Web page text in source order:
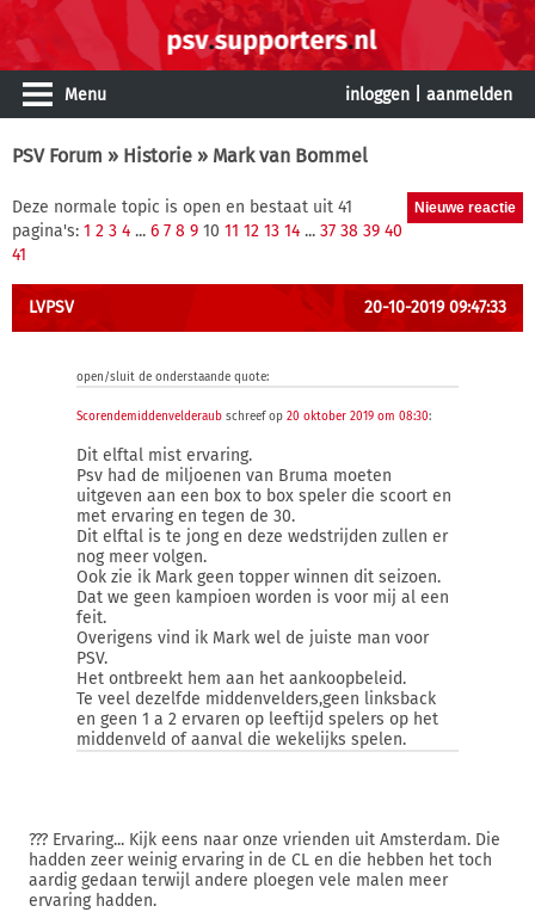
Menu inloggen aanmelden
PSV Forum » Historie » Mark van Bommel
Deze normale topic is open en bestaat uit 41
pagina's: 1 2 3 4 ... 6 7 8 9 10 11 12 13 14 ... 37 38 39 40
41
LVPSV 20-10-2019 09:47:33
open/sluit de onderstaande quote:
Scorendemiddenvelderaub schreef op 20 oktober 2019 om 08:30:
Dit elftal mist ervaring.
Psv had de miljoenen van Bruma moeten
uitgeven aan een box to box speler die scoort en
met ervaring en tegen de 30.
Dit elftal is te jong en deze wedstrijden zullen er
nog meer volgen.
Ook zie ik Mark geen topper winnen dit seizoen.
Dat we geen kampioen worden is voor mij al een
feit.
Overigens vind ik Mark wel de juiste man voor
PSV.
Het ontbreekt hem aan het aankoopbeleid.
Te veel dezelfde middenvelders,geen linksback
en geen 1 a 2 ervaren op leeftijd spelers op het
middenveld of aanval die wekelijks spelen.
??? Ervaring... Kijk eens naar onze vrienden uit Amsterdam. Die
hadden zeer weinig ervaring in de CL en die hebben het toch
aardig gedaan terwijl andere ploegen vele malen meer
ervaring hadden.